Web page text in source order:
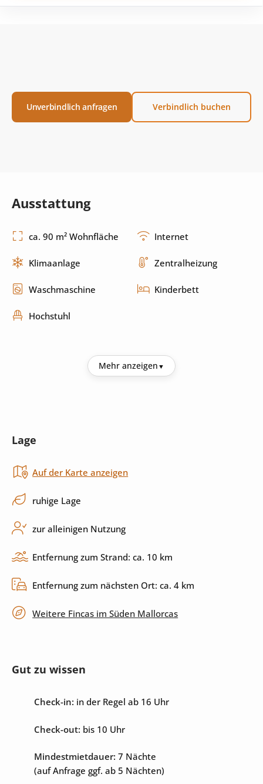
Unverbindlich anfragen Verbindlich buchen
Ausstattung
ca. 90 m² Wohnfläche Internet
Klimaanlage Zentralheizung
Waschmaschine Kinderbett
Hochstuhl
Herd
Spülmaschine
Außenbereich
Pool Außendusche
Unterhaltung
Internet
Mehr anzeigen
Lage
Auf der Karte anzeigen
ruhige Lage
zur alleinigen Nutzung
Entfernung zum Strand: ca. 10 km
Entfernung zum nächsten Ort: ca. 4 km
Weitere Fincas im Süden Mallorcas
Gut zu wissen
Check-in: in der Regel ab 16 Uhr
Check-out: bis 10 Uhr
Mindestmietdauer: 7 Nächte
(auf Anfrage ggf. ab 5 Nächten)